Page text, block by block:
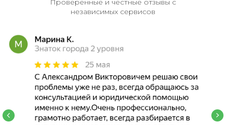
Проверенные и честные отзывы с
независимых сервисов